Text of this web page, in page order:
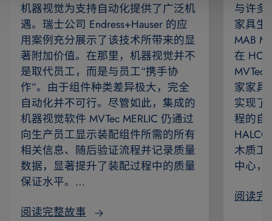
机器视觉为支持自动化提供了广泛机
遇。瑞士公司 Endress+Hauser 的应
用案例充分展示了该技术所带来的显
著附加价值。在那里，机器视觉并不
是取代员工，而是与员工“携手协
作”。由于组件种类差异极大，完全
自动化并不可行。尽管如此，集成的
机器视觉软件 MVTec MERLIC 仍通过
向生产员工显示装配组件所需的所有
相关信息、随后验证流程并记录质量
数据，显著提升了装配过程中的质量
保证水平。…
阅读完整故事
与许多
家具生
MAB
在
MVTec
家家具
实现了
程的自
木质工
中心，
阅读完